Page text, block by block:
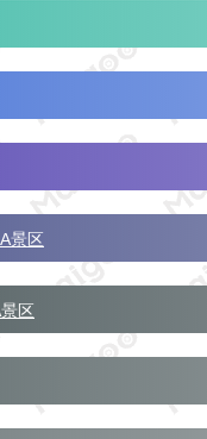
景区
区